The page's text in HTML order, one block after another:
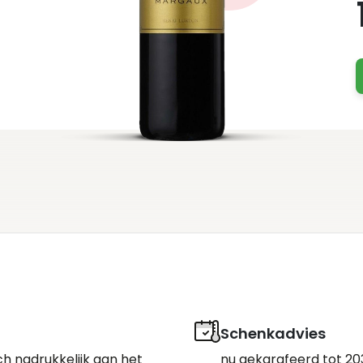
Schenkadvies